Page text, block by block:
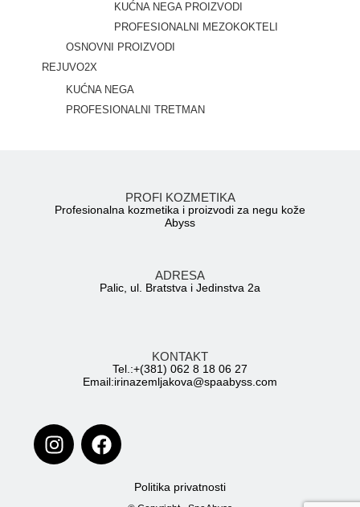
KUĆNA NEGA PROIZVODI
PROFESIONALNI MEZOKOKTELI
OSNOVNI PROIZVODI
REJUVO2X
KUĆNA NEGA
PROFESIONALNI TRETMAN
PROFI KOZMETIKA
Profesionalna kozmetika i proizvodi za negu kože
Abyss
ADRESA
Palic, ul. Bratstva i Jedinstva 2a
KONTAKT
Tel.:+(381) 062 8 18 06 27
Email:irinazemljakova@spaabyss.com
Politika privatnosti